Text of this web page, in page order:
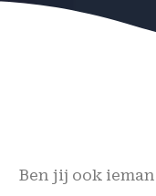
Ben jij ook